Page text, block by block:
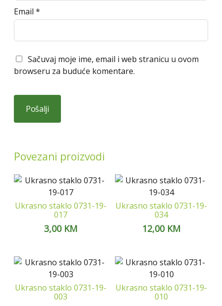
Email *
Sačuvaj moje ime, email i web stranicu u ovom
browseru za buduće komentare.
Povezani proizvodi
Ukrasno staklo 0731-19-
017
3,00 KM
Ukrasno staklo 0731-19-
034
12,00 KM
Ukrasno staklo 0731-19-
003
Ukrasno staklo 0731-19-
010